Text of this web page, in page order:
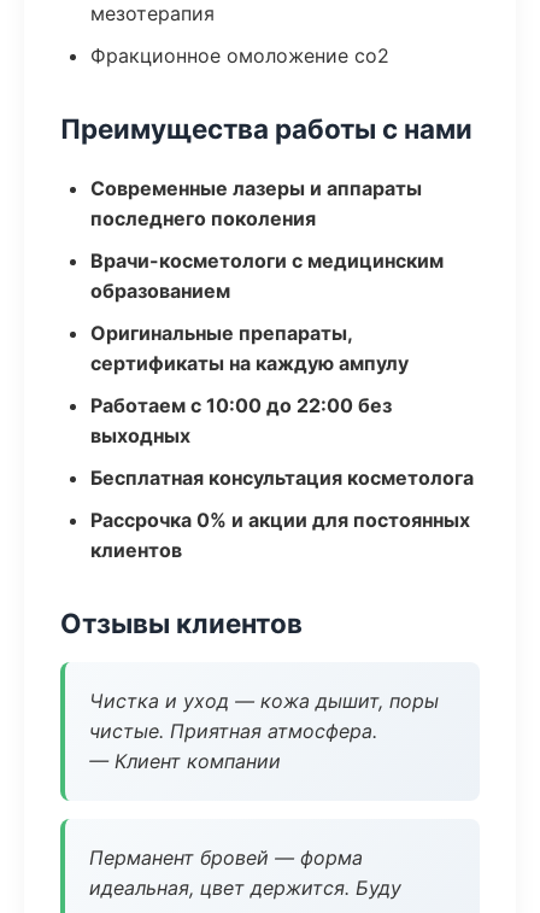
мезотерапия
Фракционное омоложение co2
Преимущества работы с нами
Современные лазеры и аппараты
последнего поколения
Врачи-косметологи с медицинским
образованием
Оригинальные препараты,
сертификаты на каждую ампулу
Работаем с 10:00 до 22:00 без
выходных
Бесплатная консультация косметолога
Рассрочка 0% и акции для постоянных
клиентов
Отзывы клиентов
Чистка и уход — кожа дышит, поры
чистые. Приятная атмосфера.
— Клиент компании
Перманент бровей — форма
идеальная, цвет держится. Буду